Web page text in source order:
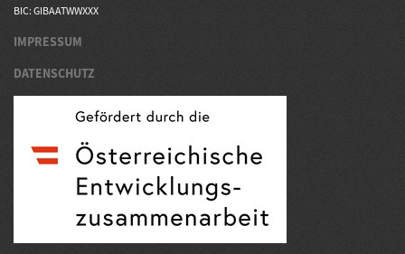
BIC: GIBAATWWXXX
IMPRESSUM
DATENSCHUTZ